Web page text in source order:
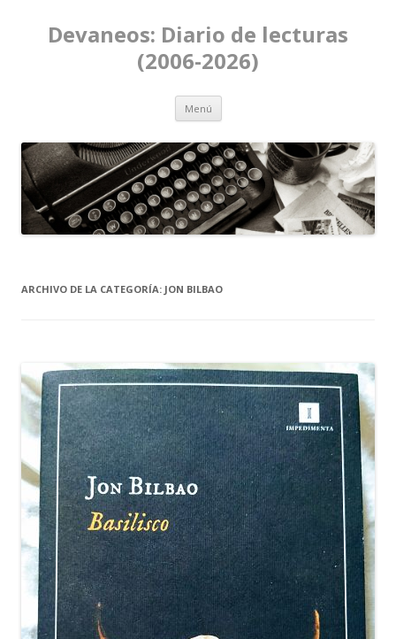
Devaneos: Diario de lecturas
(2006-2026)
Menú Ir al contenido
ARCHIVO DE LA CATEGORÍA: JON BILBAO